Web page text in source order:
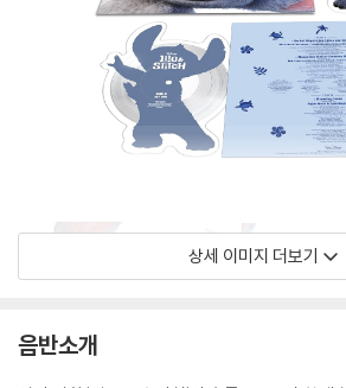
상세 이미지 더보기
음반소개